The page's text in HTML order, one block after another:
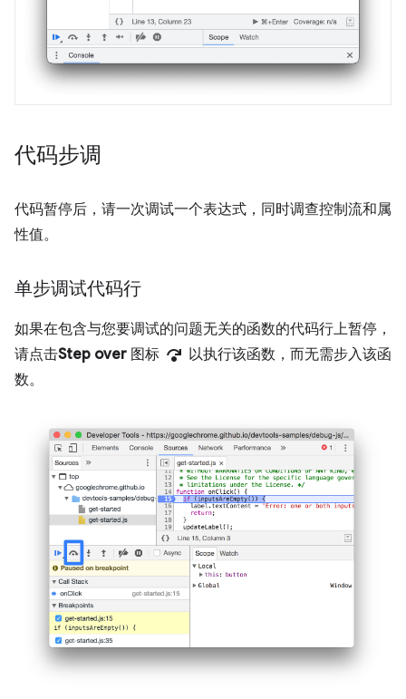
代码步调
代码暂停后，请一次调试一个表达式，同时调查控制流和属
性值。
单步调试代码行
如果在包含与您要调试的问题无关的函数的代码行上暂停，
请点击Step over 图标 step_over 以执行该函数，而无需步入该函
数。